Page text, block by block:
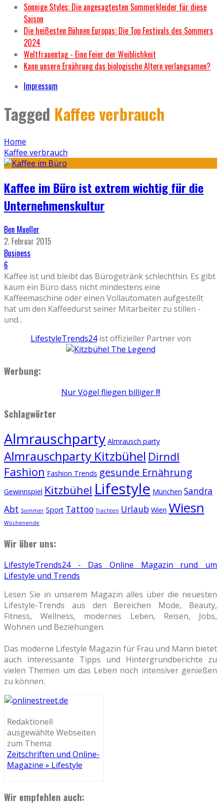
Sonnige Styles: Die angesagtesten Sommerkleider für diese
Saison
Die heißesten Bühnen Europas: Die Top Festivals des Sommers
2024
Weltfrauentag - Eine Feier der Weiblichkeit
Kann unsere Ernährung das biologische Altern verlangsamen?
Impressum
Tagged Kaffee verbrauch
Home
Kaffee verbrauch
Kaffee im Büro ist extrem wichtig für die
Unternehmenskultur
Ben Mueller
2. Februar 2015
Business
6
Kaffee ist und bleibt das Bürogetränk schlechthin. Es gibt
kaum ein Büro dass nicht mindestens eine
Kaffeemaschine oder einen Vollautomaten aufgestellt
hat um den Kaffeedurst seiner Mitarbeiter zu stillen -
und...
LifestyleTrends24ist offizieller Partner von
Werbung:
Nur Vögel fliegen billiger !!!
Schlagwörter
Almrauschparty Almrausch party
Almrauschparty Kitzbühel Dirndl
Fashion Fashion Trends gesunde Ernährung
Gewinnspiel Kitzbühel Lifestyle München Sandra
Abt Sommer Sport Tattoo Trachten Urlaub Wien Wiesn
Wochenende
Wir über uns:
LifestyleTrends24 - Das Online Magazin rund um
Lifestyle und Trends
Lesen Sie in unserem Magazin alles über die neuesten
Lifestyle-Trends aus den Bereichen Mode, Beauty,
Fitness, Wellness, modernes Leben, Reisen, Jobs,
Wohnen und Beziehungen.
Das moderne Lifestyle Magazin für Frau und Mann bietet
auch interessante Tipps und Hintergrundberichte zu
vielen Themen um das Leben noch intensiver genießen
zu können.
Redaktionell
ausgewählte Webseiten
zum Thema:
Zeitschriften und Online-
Magazine » Lifestyle
Wir empfehlen auch: